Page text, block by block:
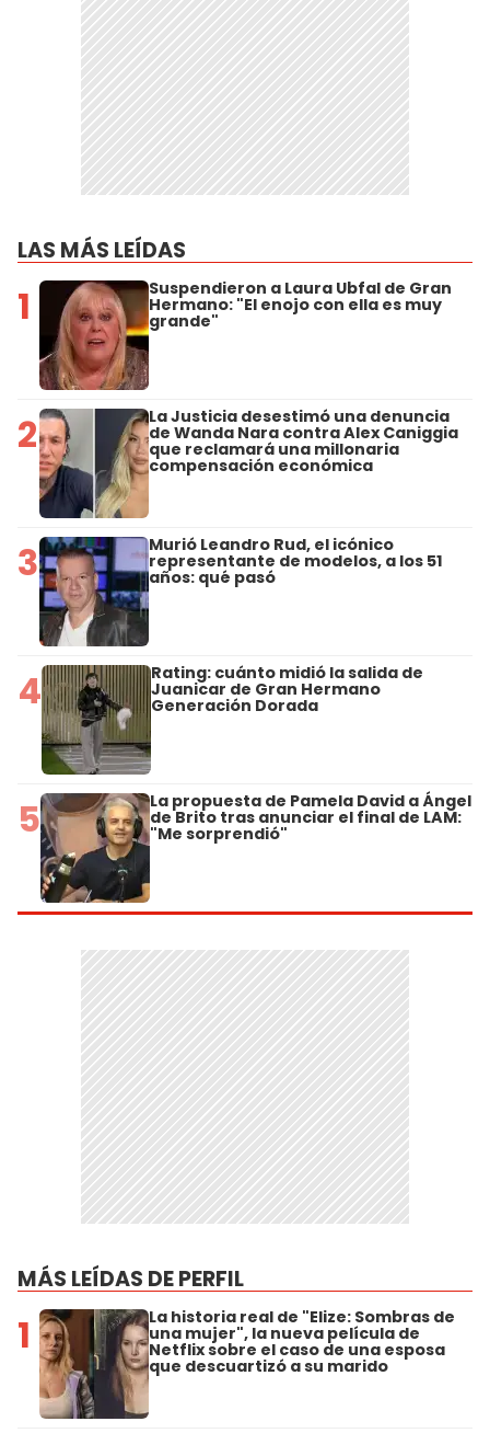
LAS MÁS LEÍDAS
1 Suspendieron a Laura Ubfal de Gran
Hermano: "El enojo con ella es muy
grande"
2 La Justicia desestimó una denuncia
de Wanda Nara contra Alex Caniggia
que reclamará una millonaria
compensación económica
3 Murió Leandro Rud, el icónico
representante de modelos, a los 51
años: qué pasó
4 Rating: cuánto midió la salida de
Juanicar de Gran Hermano
Generación Dorada
5 La propuesta de Pamela David a Ángel
de Brito tras anunciar el final de LAM:
"Me sorprendió"
MÁS LEÍDAS DE PERFIL
1 La historia real de "Elize: Sombras de
una mujer", la nueva película de
Netflix sobre el caso de una esposa
que descuartizó a su marido